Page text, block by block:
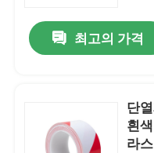
최고의 가격
단
흰
라